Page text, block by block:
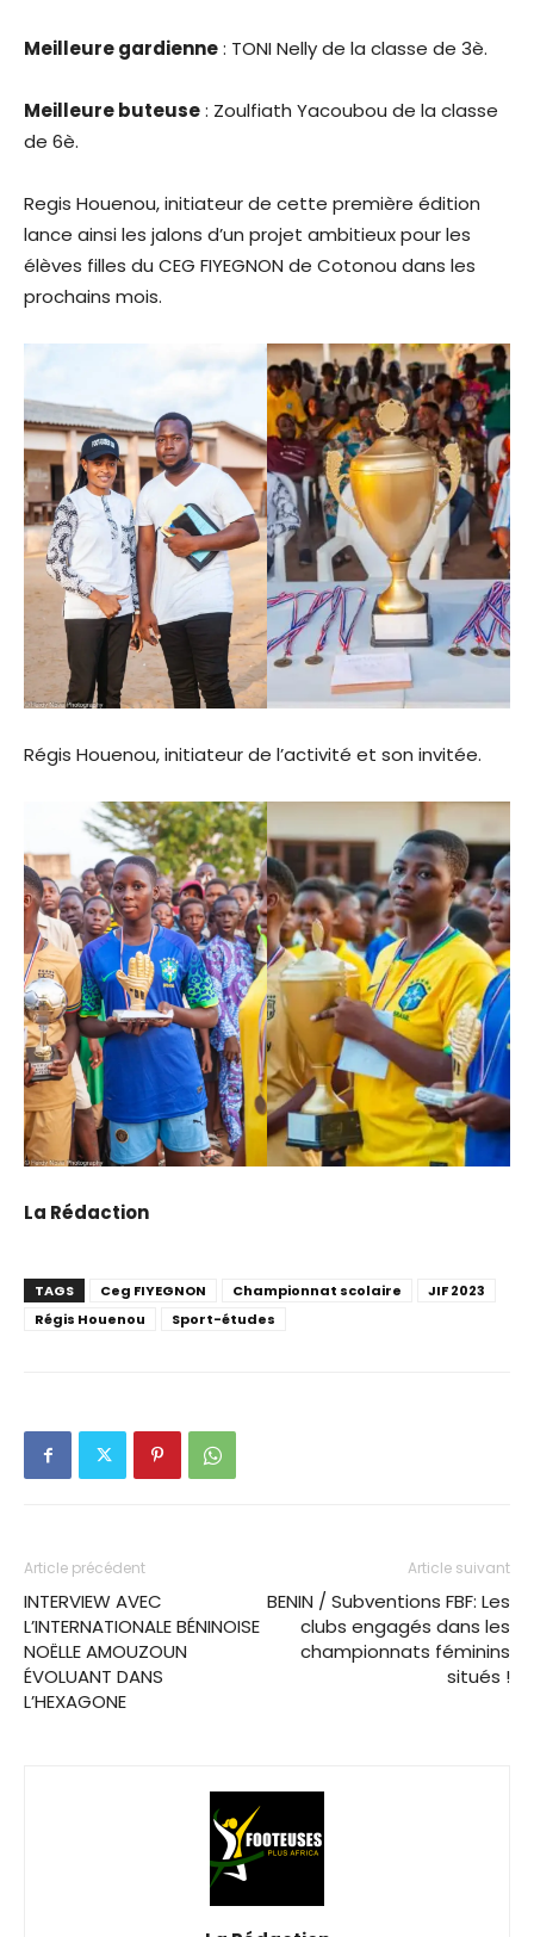
Meilleure gardienne: TONI Nelly de la classe de 3è.
Meilleure buteuse: Zoulfiath Yacoubou de la classe
de 6è.
Regis Houenou, initiateur de cette première édition
lance ainsi les jalons d’un projet ambitieux pour les
élèves filles du CEG FIYEGNON de Cotonou dans les
prochains mois.
Régis Houenou, initiateur de l’activité et son invitée.
La Rédaction
TAGS Ceg FIYEGNON Championnat scolaire
JIF 2023
Régis Houenou
Sport-études
Article précédent
INTERVIEW AVEC
L’INTERNATIONALE BÉNINOISE
NOËLLE AMOUZOUN
ÉVOLUANT DANS
L’HEXAGONE
Article suivant
BENIN / Subventions FBF: Les
clubs engagés dans les
championnats féminins
situés !